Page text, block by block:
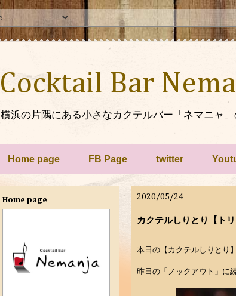
Cocktail Bar
横浜の片隅にある小さなカクテルバー「ネマニャ
Home page FB Page twitter
2020/05/24
カクテルしりとり【トリ
本日の【カクテルしりとり】
昨日の「ノックアウト」に
Home page